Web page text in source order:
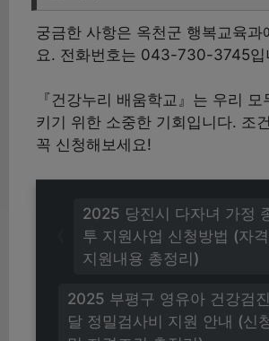
궁금한 사항은 옥천군 행복교육과
요. 전화번호는 043-730-3745입
『건강누리 배움학교』는 우리 모
키기 위한 소중한 기회입니다. 조
꼭 신청해보세요!
2025 부평구 영유아 건강검
달 정밀검사비 지원 안내 (신
2025 당진시 다자녀 가정
투 지원사업 신청방법 (자
지원내용 총정리)